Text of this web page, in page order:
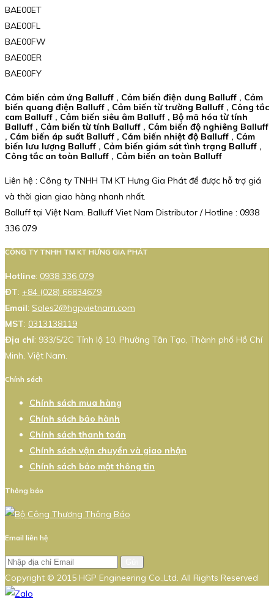
BAE00ET
BAE00FL
BAE00FW
BAE00ER
BAE00FY
Cảm biến cảm ứng Balluff , Cảm biến điện dung Balluff , Cảm
biến quang điện Balluff , Cảm biến từ trường Balluff , Công tắc
cam Balluff , Cảm biến siêu âm Balluff , Bộ mã hóa từ tính
Balluff , Cảm biến từ tính Balluff , Cảm biến độ nghiêng Balluff
, Cảm biến áp suất Balluff , Cảm biến nhiệt độ Balluff , Cảm
biến lưu lượng Balluff , Cảm biến giám sát tình trạng Balluff ,
Công tắc an toàn Balluff , Cảm biến an toàn Balluff
Liên hệ : Công ty TNHH TM KT Hưng Gia Phát để được hỗ trợ giá
và thời gian giao hàng nhanh nhất.
Balluff tại Việt Nam. Balluff Viet Nam Distributor / Hotline : 0938
336 079
CÔNG TY TNHH TM KT HƯNG GIA PHÁT
Hotline: 0938 336 079
ĐT: +84 (028) 66834679
Email: Sales2@hgpvietnam.com
MST: 0313138119
Địa chỉ: 933/5/2C Tỉnh lộ 10, Phường Tân Tạo, Thành phố Hồ Chí
Minh, Việt Nam.
Chính sách
Chính sách mua hàng
Chính sách bảo hành
Chính sách thanh toán
Chính sách vận chuyển và giao nhận
Chính sách bảo mật thông tin
Thông báo
Email liên hệ
Copyright © 2015 HGP Engineering Co.,Ltd. All Rights Reserved